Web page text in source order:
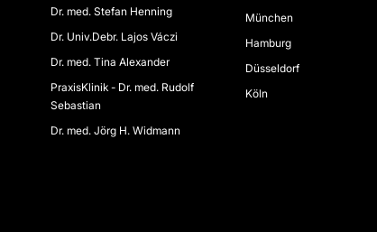
Dr. med. Stefan Henning
Dr. Univ.Debr. Lajos Váczi
Dr. med. Tina Alexander
PraxisKlinik - Dr. med. Rudolf
Sebastian
Dr. med. Jörg H. Widmann
München
Hamburg
Düsseldorf
Köln